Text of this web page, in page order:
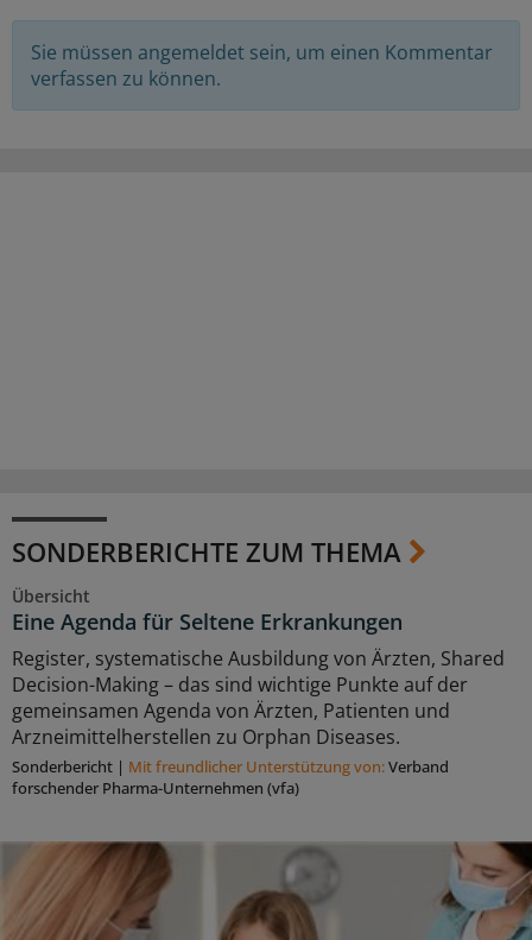
Sie müssen angemeldet sein, um einen Kommentar
verfassen zu können.
SONDERBERICHTE ZUM THEMA
Übersicht
Eine Agenda für Seltene Erkrankungen
Register, systematische Ausbildung von Ärzten, Shared
Decision-Making – das sind wichtige Punkte auf der
gemeinsamen Agenda von Ärzten, Patienten und
Arzneimittelherstellen zu Orphan Diseases.
Sonderbericht | Mit freundlicher Unterstützung von:Verband
forschender Pharma-Unternehmen (vfa)